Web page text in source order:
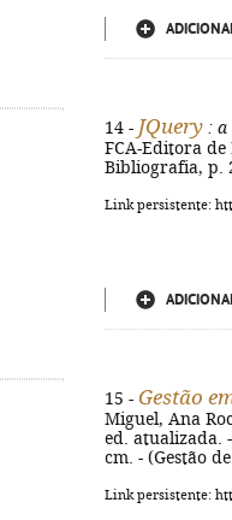
14 - JQuery : a
FCA-Editora
Bibliografia, p.
Link persistente:
15 - Gestão
Miguel, Ana
ed. atualizada.
cm. - (Gestão
Link persistente: